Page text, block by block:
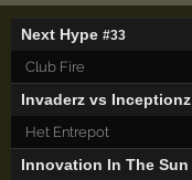
Next Hype #33
Club Fire
Invaderz vs Inceptionz
Het Entrepot
Innovation In The Sun